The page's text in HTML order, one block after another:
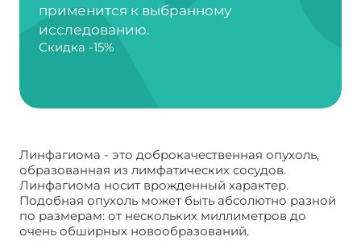
применится к выбранному
исследованию.
Скидка -15%
Линфагиома - это доброкачественная опухоль,
образованная из лимфатических сосудов.
Линфагиома носит врожденный характер.
Подобная опухоль может быть абсолютно разной
по размерам: от нескольких миллиметров до
очень обширных новообразований.